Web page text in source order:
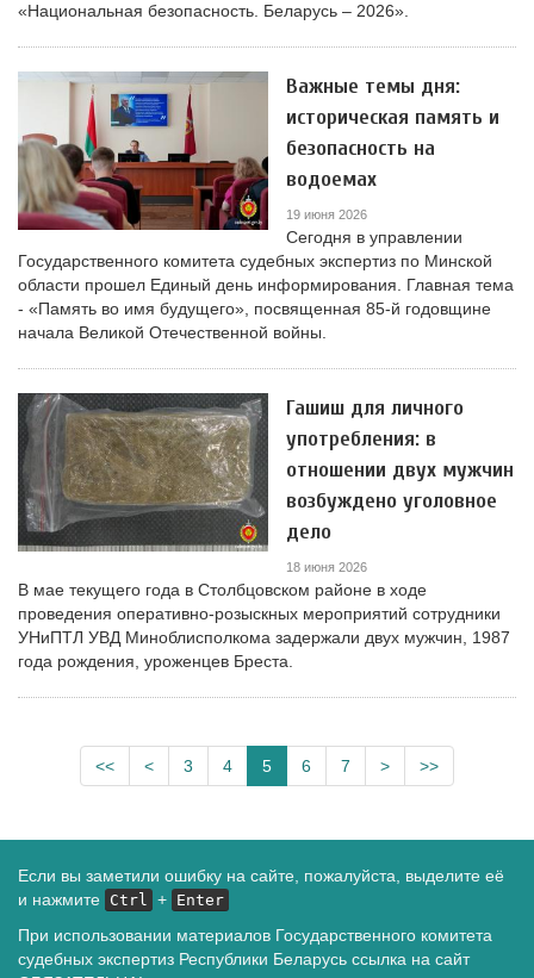
«Национальная безопасность. Беларусь – 2026».
Важные темы дня:
историческая память и
безопасность на
водоемах
19 июня 2026
Сегодня в управлении
Государственного комитета судебных экспертиз по Минской
области прошел Единый день информирования. Главная тема
- «Память во имя будущего», посвященная 85-й годовщине
начала Великой Отечественной войны.
Гашиш для личного
употребления: в
отношении двух мужчин
возбуждено уголовное
дело
18 июня 2026
В мае текущего года в Столбцовском районе в ходе
проведения оперативно-розыскных мероприятий сотрудники
УНиПТЛ УВД Миноблисполкома задержали двух мужчин, 1987
года рождения, уроженцев Бреста.
<< < 3 4 5 6 7 > >>
Если вы заметили ошибку на сайте, пожалуйста, выделите её
и нажмите Ctrl + Enter
При использовании материалов Государственного комитета
судебных экспертиз Республики Беларусь ссылка на сайт